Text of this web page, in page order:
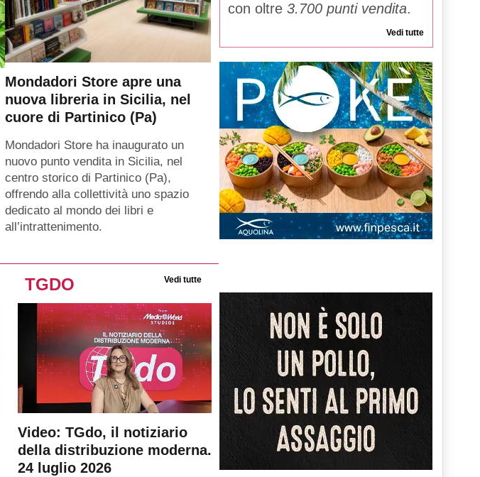
Mondadori Store apre una
nuova libreria in Sicilia, nel
cuore di Partinico (Pa)
Mondadori Store ha inaugurato un
nuovo punto vendita in Sicilia, nel
centro storico di Partinico (Pa),
offrendo alla collettività uno spazio
dedicato al mondo dei libri e
all’intrattenimento.
con oltre 3.700 punti vendita.
Vedi tutte
TGDO Vedi tutte
Video: TGdo, il notiziario
della distribuzione moderna.
24 luglio 2026